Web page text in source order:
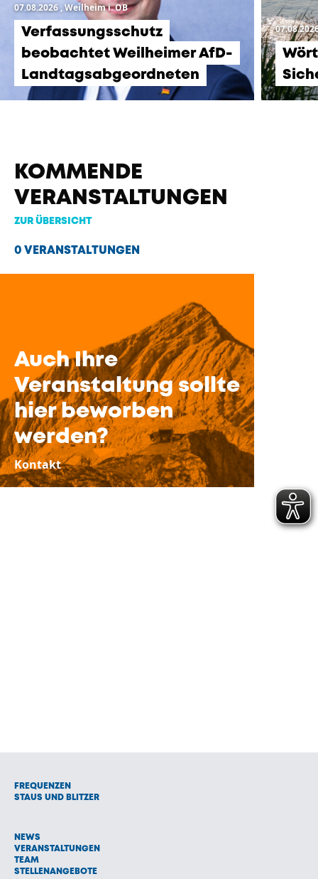
07.08.2026, Weilheim i. OB
Verfassungsschutz
beobachtet Weilheimer AfD-
Landtagsabgeordneten
KOMMENDE
VERANSTALTUNGEN
ZUR ÜBERSICHT
0 VERANSTALTUNGEN
Auch Ihre
Veranstaltung sollte
hier beworben
werden?
Kontakt
FREQUENZEN
STAUS UND BLITZER
NEWS
VERANSTALTUNGEN
TEAM
STELLENANGEBOTE